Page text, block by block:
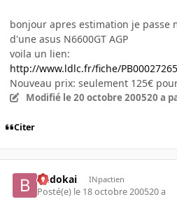
bonjour apres estimation je passe
d'une asus N6600GT AGP
voila un lien:
http://www.ldlc.fr/fiche/
Nouveau prix: seulement 125€
Modifié le 20 octobre 200520 a
Citer
budokai INpactien
Posté(e) le 18 octobre 200520 a